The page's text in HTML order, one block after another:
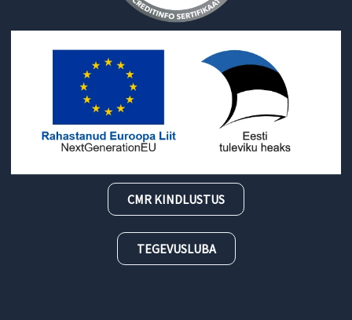
CMR KINDLUSTUS
TEGEVUSLUBA